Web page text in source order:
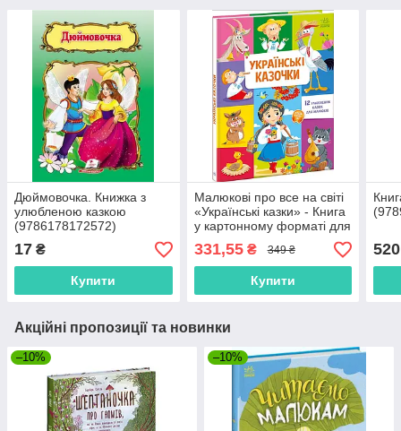
Дюймовочка. Книжка з
улюбленою казкою
(9786178172572)
17 ₴
Купити
Малюкові про все на світі
«Українські казки» - Книга
у картонному форматі для
дітей (9789667617486)
331,55₴ 349 ₴
Купити
520
Акційні пропозиції та новинки
–10% –10%